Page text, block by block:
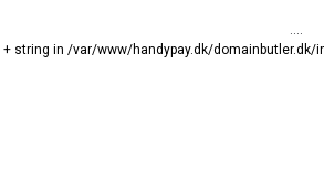
string in /var/www/handypay.dk/domainbutler.dk/